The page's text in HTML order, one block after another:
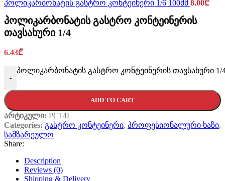
პოლიკარბონატის გასტრო კონტეინერი 1/6 100მმ 8.00₾
პოლიკარბონატის გასტრო კონტეინერის
თავსახური 1/4
6.43₾
-
პოლიკარბონატის გასტრო კონტეინერის თავსახური 1/4
ADD TO CART
არტიკული: PC14L
Categories: გასტრო კონტეინერი, პროფესიონალური ხაზი,
სამზარეულო
Share:
Description
Reviews (0)
Shipping & Delivery